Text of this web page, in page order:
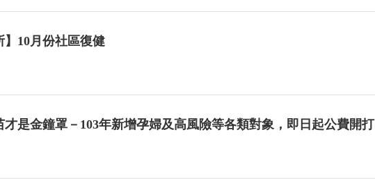
】10月份社區復健
才是金鐘罩－103年新增孕婦及高風險等各類對象，即日起公費開打